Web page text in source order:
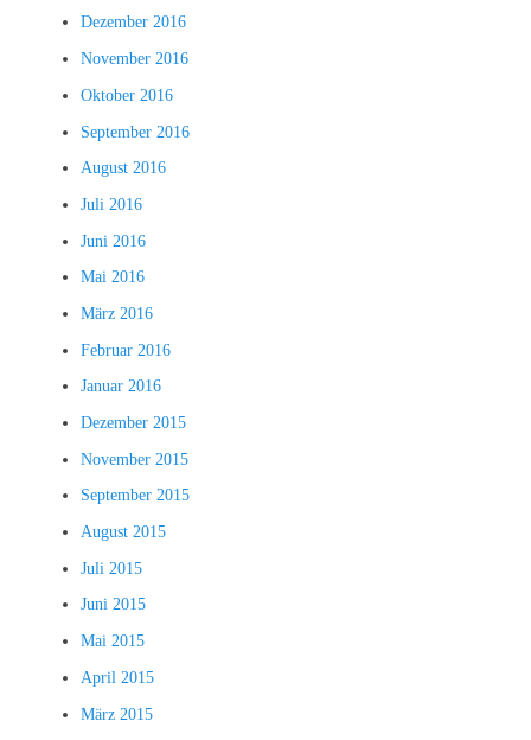
Dezember 2016
November 2016
Oktober 2016
September 2016
August 2016
Juli 2016
Juni 2016
Mai 2016
März 2016
Februar 2016
Januar 2016
Dezember 2015
November 2015
September 2015
August 2015
Juli 2015
Juni 2015
Mai 2015
April 2015
März 2015